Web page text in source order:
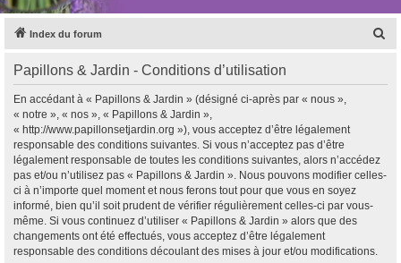
Index du forum
Papillons & Jardin - Conditions d’utilisation
En accédant à « Papillons & Jardin » (désigné ci-après par « nous »,
« notre », « nos », « Papillons & Jardin »,
« http://www.papillonsetjardin.org »), vous acceptez d’être légalement
responsable des conditions suivantes. Si vous n’acceptez pas d’être
légalement responsable de toutes les conditions suivantes, alors n’accédez
pas et/ou n’utilisez pas « Papillons & Jardin ». Nous pouvons modifier celles-
ci à n’importe quel moment et nous ferons tout pour que vous en soyez
informé, bien qu’il soit prudent de vérifier régulièrement celles-ci par vous-
même. Si vous continuez d’utiliser « Papillons & Jardin » alors que des
changements ont été effectués, vous acceptez d’être légalement
responsable des conditions découlant des mises à jour et/ou modifications.